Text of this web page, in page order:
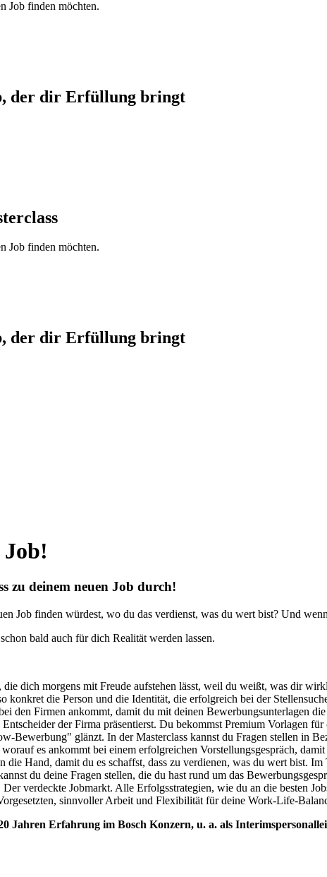
Job finden möchten.
der dir Erfüllung bringt
Job finden möchten.
der dir Erfüllung bringt
Job!
zu deinem neuen Job durch!
Job finden würdest, wo du das verdienst, was du wert bist? Und
bald auch für dich Realität werden lassen.
dich morgens mit Freude aufstehen lässt, weil du weißt, was dir
konkret die Person und die Identität, die erfolgreich bei der
den Firmen ankommt, damit du mit deinen Bewerbungsunterlagen
der Firma präsentierst. Du bekommst Premium Vorlagen
Bewerbung" glänzt. In der Masterclass kannst du Fragen stellen in
es ankommt bei einem erfolgreichen Vorstellungsgespräch,
Hand, damit du es schaffst, dass zu verdienen, was du wert bist.
du deine Fragen stellen, die du hast rund um das
verdeckte Jobmarkt. Alle Erfolgsstrategien, wie du an die besten
sinnvoller Arbeit und Flexibilität für deine Work-Life-
Jahren Erfahrung im Bosch Konzern, u. a. als